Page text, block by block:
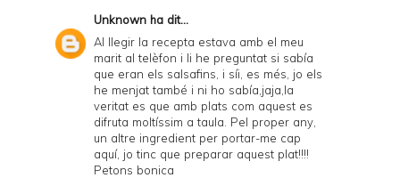
Unknown ha dit...
Al llegir la recepta estava amb el meu
marit al telèfon i li he preguntat si sabía
que eran els salsafins, i síi, es més, jo els
he menjat també i ni ho sabía,jaja,la
veritat es que amb plats com aquest es
difruta moltíssim a taula. Pel proper any,
un altre ingredient per portar-me cap
aquí, jo tinc que preparar aquest plat!!!!
Petons bonica